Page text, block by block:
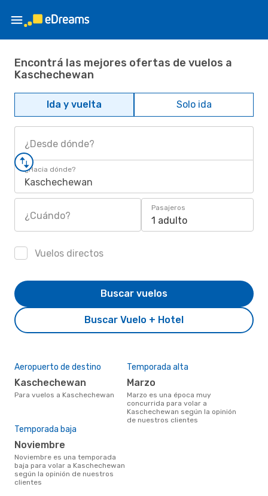
Encontrá las mejores ofertas de vuelos a
Kaschechewan
Ida y vuelta Solo ida
¿Desde dónde?
¿Hacia dónde?
Kaschechewan
¿Cuándo?
Pasajeros
1 adulto
Vuelos directos
Buscar Vuelo + Hotel
Buscar vuelos
Aeropuerto de destino
Kaschechewan
Para vuelos a Kaschechewan
Temporada alta
marzo
marzo es una época muy
concurrida para volar a
Kaschechewan según la opinión
de nuestros clientes
Temporada baja
noviembre
noviembre es una temporada
baja para volar a Kaschechewan
según la opinión de nuestros
clientes